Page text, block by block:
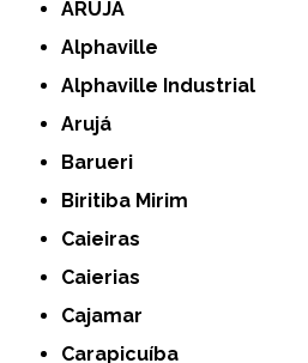
ARUJÁ
Alphaville
Alphaville Industrial
Arujá
Barueri
Biritiba Mirim
Caieiras
Caierias
Cajamar
Carapicuíba